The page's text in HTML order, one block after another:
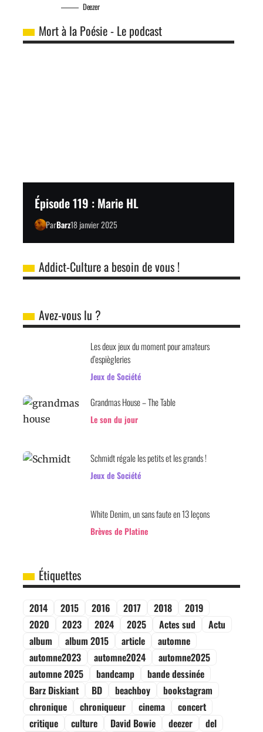
Deezer
Mort à la Poésie - Le podcast
Épisode 119 : Marie HL
ParBarz18 janvier 2025
Addict-Culture a besoin de vous !
Avez-vous lu ?
Les deux jeux du moment pour amateurs
d’espiègleries
Jeux de Société
Grandmas House – The Table
Le son du jour
Schmidt régale les petits et les grands !
Jeux de Société
White Denim, un sans faute en 13 leçons
Brèves de Platine
Étiquettes
2014 2015 2016 2017 2018
2019
2020
2023 2024 2025 Actes sud
Actu
album
album 2015 article
automne
automne2023
automne2024
automne2025
automne 2025
bandcamp
bande dessinée
Barz Diskiant
BD beachboy
bookstagram
chronique
chroniqueur cinema
concert
critique
culture David Bowie deezer
del